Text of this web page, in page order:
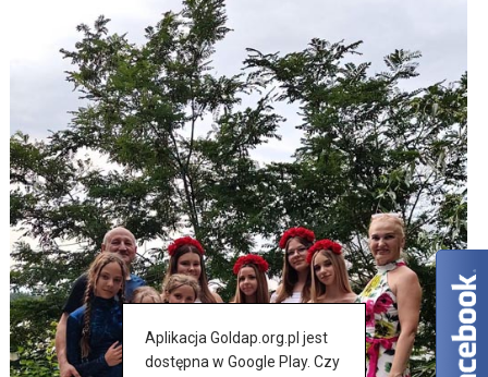
Aplikacja Goldap.org.pl jest
dostępna w Google Play. Czy